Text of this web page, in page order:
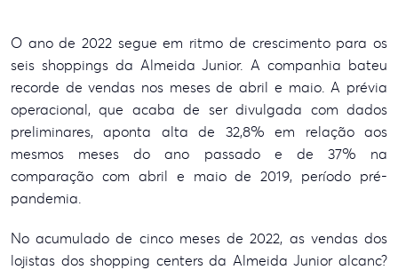
O ano de 2022 segue em ritmo de crescimento para os
seis shoppings da Almeida Junior. A companhia bateu
recorde de vendas nos meses de abril e maio. A prévia
operacional, que acaba de ser divulgada com dados
preliminares, aponta alta de 32,8% em relação aos
mesmos meses do ano passado e de 37% na
comparação com abril e maio de 2019, período pré-
pandemia.
No acumulado de cinco meses de 2022, as vendas dos
lojistas dos shopping centers da Almeida Junior alcanc?